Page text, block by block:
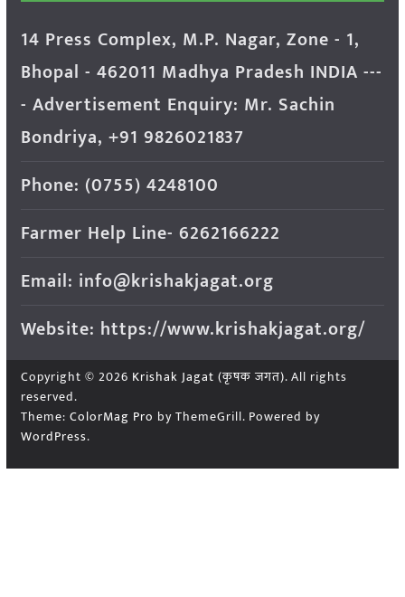
14 Press Complex, M.P. Nagar, Zone - 1,
Bhopal - 462011 Madhya Pradesh INDIA ---
- Advertisement Enquiry: Mr. Sachin
Bondriya, +91 9826021837
Phone: (0755) 4248100
Farmer Help Line- 6262166222
Email: info@krishakjagat.org
Website: https://www.krishakjagat.org/
Copyright © 2026 Krishak Jagat (कृषक जगत). All rights
reserved.
Theme: ColorMag Pro by ThemeGrill. Powered by
WordPress.